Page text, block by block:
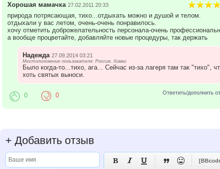
Хорошая мамачка 27.02.2011 20:33
природа потрясающая, тихо...отдыхать можно и душой и телом.
отдыхали у вас летом, очень-очень понравилось.
хочу отметить доброжелательность персонала-очень
а вообще процветайте, добавляйте новые процедуры, так держать
Надежда 27.09.2014 03:21
Местоположение пользователя: Россия, Химки
Было когда-то...тихо, ага... Сейчас из-за лагеря там так "тихо",
хоть святых выноси.
Ответить/дополнить
0 0
+ Добавить отзыв
   
